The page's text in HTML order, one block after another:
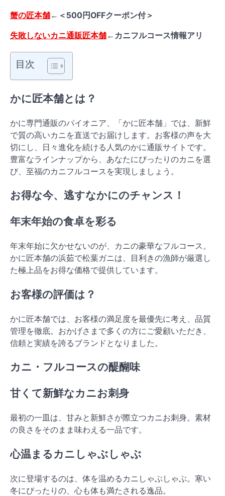
蟹の匠本舗←＜500円OFFクーポン付＞
失敗しないカニ通販匠本舗←カニフルコース情報アリ
目次
かに匠本舗とは？
かに専門通販のパイオニア、「かに匠本舗」では、新鮮
で質の高いカニを直送でお届けします。お客様の声を大
切にし、日々進化を続ける人気のかに通販サイトです。
豊富なラインナップから、あなたにぴったりのカニを選
び、至福のカニフルコースを実現しましょう。
お得な今、逃すなかにのチャンス！
年末年始の食卓を彩る
年末年始に欠かせないのが、カニの豪華なフルコース。
かに匠本舗の浜茹で松葉ガニは、目利きの漁師が厳選し
た極上品をお得な価格で提供しています。
お客様の評価は？
かに匠本舗では、お客様の満足度を最優先に考え、品質
管理を徹底。おかげさまで多くの方にご愛顧いただき、
信頼と実績を誇るブランドとなりました。
カニ・フルコースの醍醐味
甘くて新鮮なカニお刺身
最初の一皿は、甘みと新鮮さが際立つカニお刺身。素材
の良さをそのまま味わえる一品です。
心温まるカニしゃぶしゃぶ
次に登場するのは、体を温めるカニしゃぶしゃぶ。寒い
冬にぴったりの、心も体も満たされる逸品。